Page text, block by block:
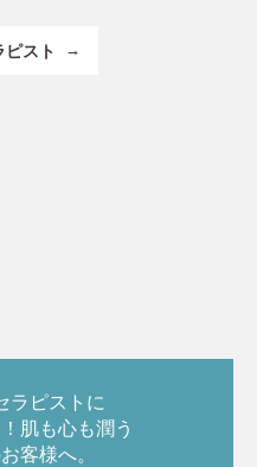
スト
ラピストに
肌も心も潤う
客様へ。